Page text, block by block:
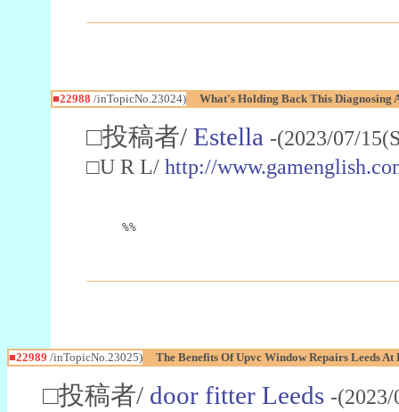
■22988 /inTopicNo.23024) What's Holding Back This Diagnosing
□投稿者/ Estella -(2023/07/
□U R L/ http://
%%
■22989 /inTopicNo.23025) The Benefits Of Upvc Window Repairs Leeds
□投稿者/ door fitter Leeds -